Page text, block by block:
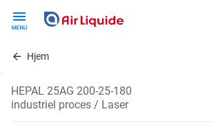
contentHjem
HEPAL 25AG 200-25-180
industriel proces / Laser